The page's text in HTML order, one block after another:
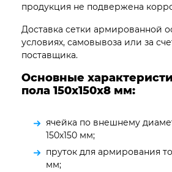
продукция не подвержена
Доставка сетки армированной
условиях, самовывоза или за
поставщика.
Основные
пола 150х150х8 мм:
ячейка по внешнему
150х150 мм;
пруток для армирования
мм;